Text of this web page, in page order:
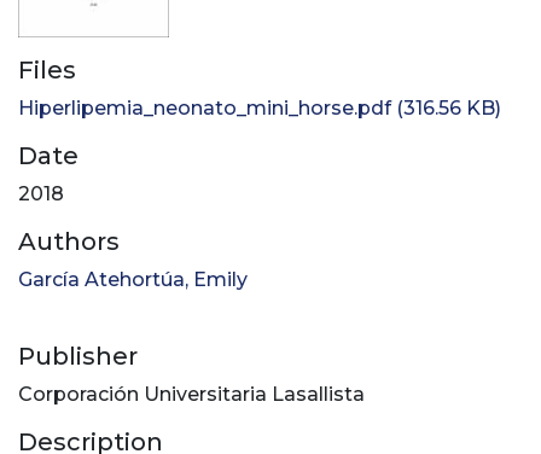
Files
Hiperlipemia_neonato_mini_horse.pdf(316.56 KB)
Date
2018
Authors
García Atehortúa, Emily
Publisher
Corporación Universitaria Lasallista
Description